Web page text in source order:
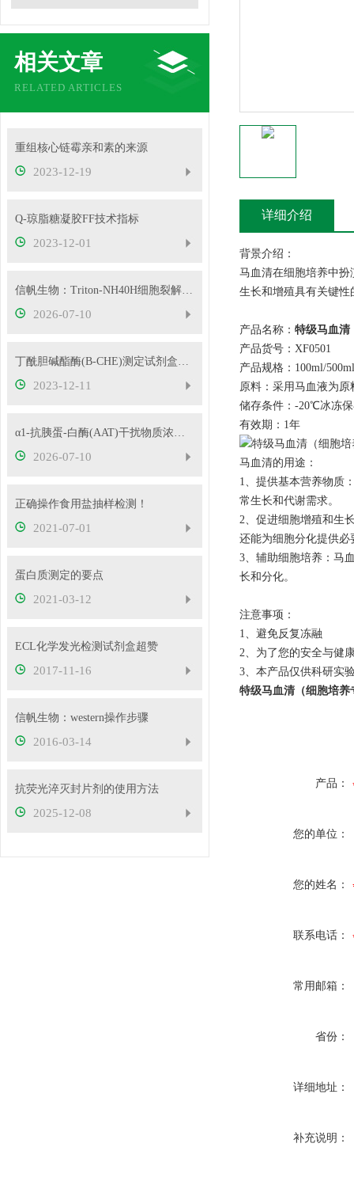
相关文章
RELATED ARTICLES
重组核心链霉亲和素的来源
2023-12-19
Q-琼脂糖凝胶FF技术指标
2023-12-01
信帆生物：Triton-NH40H细胞裂解液使用操作步骤
2026-07-10
丁酰胆碱酯酶(B-CHE)测定试剂盒的操作过程
2023-12-11
α1-抗胰蛋-白酶(AAT)干扰物质浓度可根据客户要求定制
2026-07-10
正确操作食用盐抽样检测！
2021-07-01
蛋白质测定的要点
2021-03-12
ECL化学发光检测试剂盒超赞
2017-11-16
信帆生物：western操作步骤
2016-03-14
抗荧光淬灭封片剂的使用方法
2025-12-08
详细介绍
背景介绍：
马血清在细胞培养中
生长和增殖具有关键性
产品名称： 特级马血清
产品货号：XF0501
产品规格：100ml/500ml
原料：采用马血液为原
储存条件：-20℃冰冻
有效期：1年
马血清的用途：
1、提供基本营养物质
常生长和代谢需求。
2、促进细胞增殖和生
还能为细胞分化提供必
3、辅助细胞培养：马
长和分化。
注意事项：
1、避免反复冻融
2、为了您的安全与健
3、本产
特级马血清（细胞培养
产品：
您的单位：
您的姓名：
联系电话：
常用邮箱：
省份：
详细地址：
补充说明：